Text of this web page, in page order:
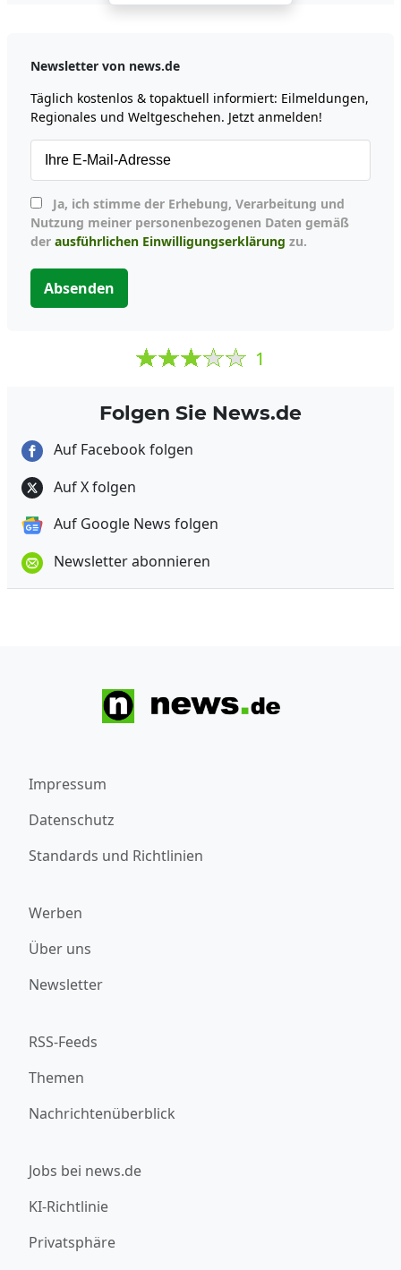
Newsletter von news.de
Täglich kostenlos & topaktuell informiert: Eilmeldungen,
Regionales und Weltgeschehen. Jetzt anmelden!
Nutzung meiner personenbezogenen Daten gemäß
der ausführlichen Einwilligungserklärung zu.
Absenden
1
Folgen Sie News.de
Auf Facebook folgen
Auf X folgen
Auf Google News folgen
Newsletter abonnieren
Impressum
Datenschutz
Standards und Richtlinien
Werben
Über uns
Newsletter
RSS-Feeds
Themen
Nachrichtenüberblick
Jobs bei news.de
KI-Richtlinie
Privatsphäre